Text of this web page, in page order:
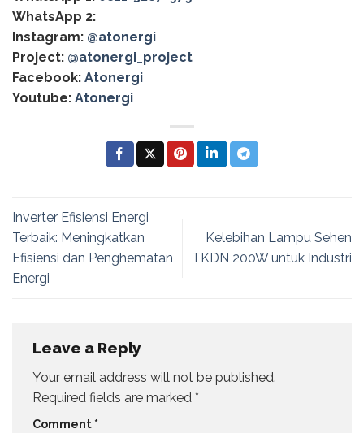
WhatsApp 2:
Instagram: @atonergi
Project: @atonergi_project
Facebook: Atonergi
Youtube: Atonergi
Inverter Efisiensi Energi
Terbaik: Meningkatkan
Efisiensi dan Penghematan
Energi
Kelebihan Lampu Sehen
TKDN 200W untuk Industri
Leave a Reply
Your email address will not be published.
Required fields are marked *
Comment *